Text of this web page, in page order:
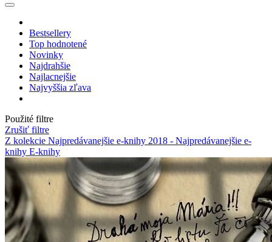
Bestsellery
Top hodnotené
Novinky
Najdrahšie
Najlacnejšie
Najvyššia zľava
Použité filtre
Zrušiť filtre
Z kolekcie Najpredávanejšie e-knihy 2018 - Najpredávanejšie e-
knihy E-knihy